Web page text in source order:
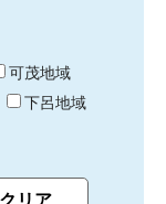
可茂地域
下呂地域